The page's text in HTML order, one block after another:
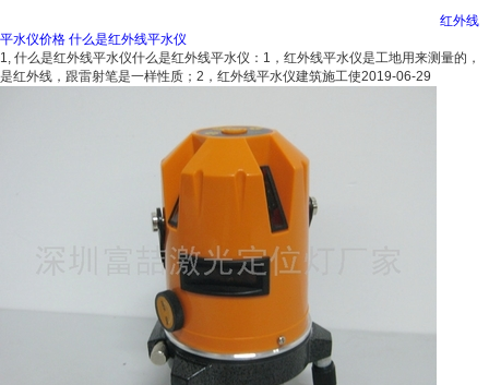
红外线
平水仪价格 什么是红外线平水仪
1, 什么是红外线平水仪什么是红外线平水仪：1，红外线平水仪是工地用来测量的，
是红外线，跟雷射笔是一样性质；2，红外线平水仪建筑施工使2019-06-29